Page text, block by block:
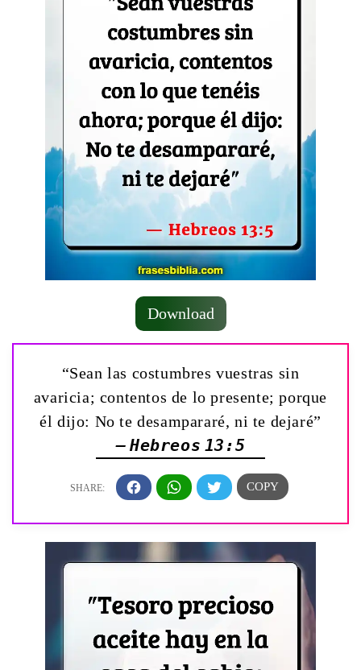
Download
“Sean las costumbres vuestras sin
avaricia; contentos de lo presente; porque
él dijo: No te desampararé, ni te dejaré”
— Hebreos 13:5